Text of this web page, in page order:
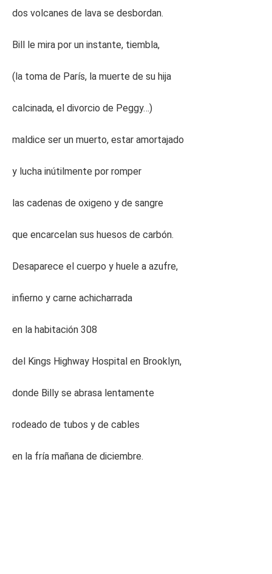
dos volcanes de lava se desbordan.
Bill le mira por un instante, tiembla,
(la toma de París, la muerte de su hija
calcinada, el divorcio de Peggy…)
maldice ser un muerto, estar amortajado
y lucha inútilmente por romper
las cadenas de oxigeno y de sangre
que encarcelan sus huesos de carbón.
Desaparece el cuerpo y huele a azufre,
infierno y carne achicharrada
en la habitación 308
del Kings Highway Hospital en Brooklyn,
donde Billy se abrasa lentamente
rodeado de tubos y de cables
en la fría mañana de diciembre.